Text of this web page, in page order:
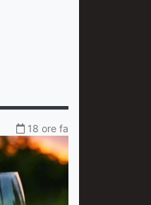
18 ore fa